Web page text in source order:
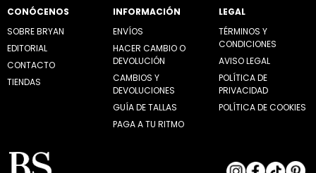
CONÓCENOS
SOBRE BRYAN
EDITORIAL
CONTACTO
TIENDAS
INFORMACIÓN
ENVÍOS
HACER CAMBIO O
DEVOLUCIÓN
CAMBIOS Y
DEVOLUCIONES
GUÍA DE TALLAS
PAGA A TU RITMO
LEGAL
TÉRMINOS Y
CONDICIONES
AVISO LEGAL
POLÍTICA DE
PRIVACIDAD
POLÍTICA DE COOKIES